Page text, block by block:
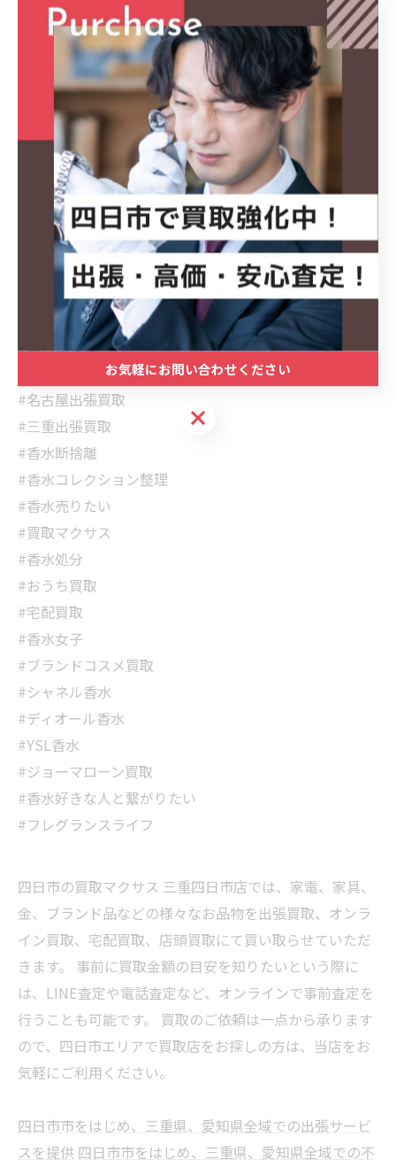
#香水買取
#ブランド香水買取
#名古屋買取
#四日市買取
#三重買取
#出張買取
#高級香水
#使いかけ香水買取
#HERMES香水
#GUCCI香水
#ロクシタン買取
#コスメ買取
#フレグランス買取
#名古屋出張買取
#三重出張買取
#香水断捨離
#香水コレクション整理
#香水売りたい
#買取マクサス
#香水処分
#おうち買取
#宅配買取
#香水女子
#ブランドコスメ買取
#シャネル香水
#ディオール香水
#YSL香水
#ジョーマローン買取
#香水好きな人と繋がりたい
#フレグランスライフ
四日市の買取マクサス 三重四日市店では、家電、家具、
金、ブランド品などの様々なお品物を出張買取、オンラ
イン買取、宅配買取、店頭買取にて買い取らせていただ
きます。 事前に買取金額の目安を知りたいという際に
は、LINE査定や電話査定など、オンラインで事前査定を
行うことも可能です。 買取のご依頼は一点から承ります
ので、四日市エリアで買取店をお探しの方は、当店をお
気軽にご利用ください。
四日市市をはじめ、三重県、愛知県全域での出張サービ
スを提供 四日市市をはじめ、三重県、愛知県全域での不
お気軽にお問い合わせください
お気軽にお問い合わせください